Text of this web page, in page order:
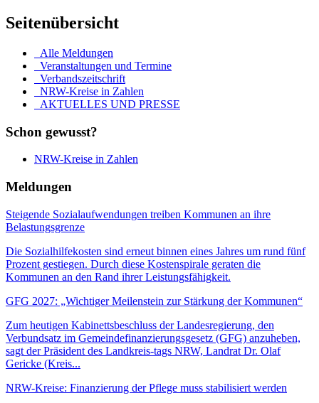
Seitenübersicht
Alle Meldungen
Veranstaltungen und Termine
Verbandszeitschrift
NRW-Kreise in Zahlen
AKTUELLES UND PRESSE
Schon gewusst?
NRW-Kreise in Zahlen
Meldungen
Steigende Sozialaufwendungen treiben Kommunen an ihre
Belastungsgrenze
Die Sozialhilfekosten sind erneut binnen eines Jahres um rund fünf
Prozent gestiegen. Durch diese Kostenspirale geraten die
Kommunen an den Rand ihrer Leistungsfähigkeit.
GFG 2027: „Wichtiger Meilenstein zur Stärkung der Kommunen“
Zum heutigen Kabinettsbeschluss der Landesregierung, den
Verbundsatz im Gemeindefinanzierungsgesetz (GFG) anzuheben,
sagt der Präsident des Landkreis-tags NRW, Landrat Dr. Olaf
Gericke (Kreis...
NRW-Kreise: Finanzierung der Pflege muss stabilisiert werden